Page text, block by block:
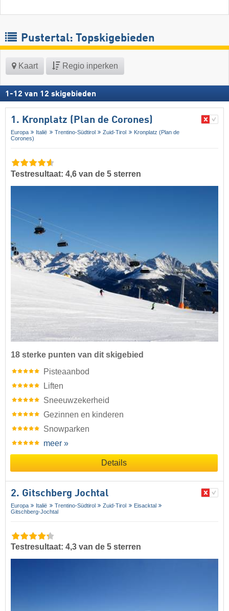
Pustertal: Topskigebieden
Kaart Regio inperken
1 -12 van 12 skigebieden
1. Kronplatz (Plan de Corones)
Europa Italië Trentino-Südtirol Zuid-Tirol
Kronplatz (Plan de
Corones)
Testresultaat: 4,6 van de 5 sterren
18 sterke punten van dit skigebied
Pisteaanbod
Liften
Sneeuwzekerheid
Gezinnen en kinderen
Snowparken
meer »
Details
2. Gitschberg Jochtal
Europa Italië Trentino-Südtirol Zuid-Tirol
Eisacktal
Gitschberg-Jochtal
Testresultaat: 4,3 van de 5 sterren